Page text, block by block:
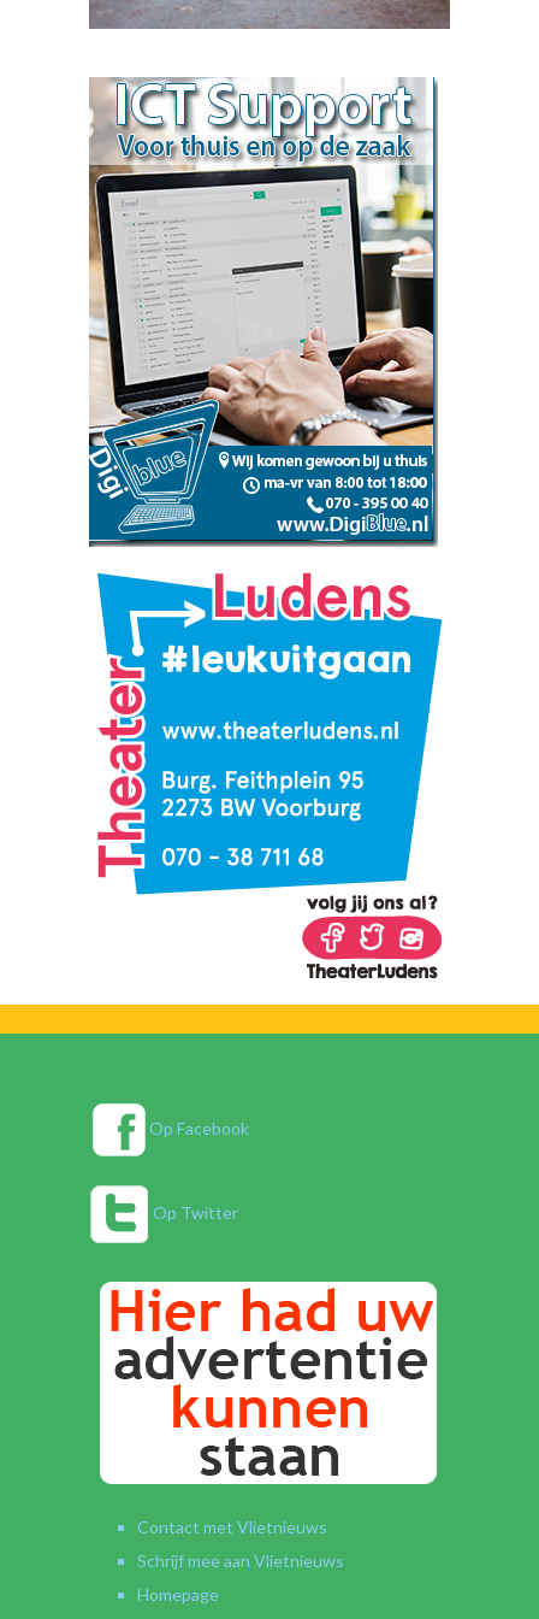
Op Facebook
Op Twitter
Contact met Vlietnieuws
Schrijf mee aan Vlietnieuws
Homepage